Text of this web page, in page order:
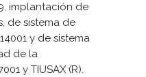
implantación de
de sistema de
y de sistema
de la
y TIUSAX (R).